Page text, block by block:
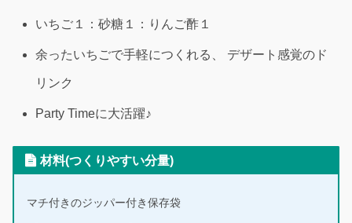
いちご１：砂糖１：りんご酢１
余ったいちごで手軽につくれる、 デザート感覚のド
リンク
Party Timeに大活躍♪
材料(つくりやすい分量)
マチ付きのジッパー付き保存袋